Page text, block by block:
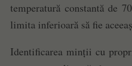
temperatură constantă de
limita inferioară să fie
Identificarea minții cu